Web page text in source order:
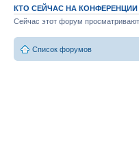
КТО СЕЙЧАС НА КОНФЕРЕНЦИИ
Сейчас этот форум
Список форумов